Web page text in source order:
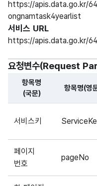
https://apis.data.go.kr/
ongnamtask4yearlist
서비스 URL
https://apis.data.go.kr/
요청변수(Request
항목명
(국문)
항목명(영
서비스키
페이지
번호
pageNo